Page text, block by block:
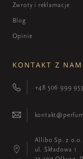
Zwroty i reklamacje
Blog
Opinie
KONTAKT Z
+48 506 999 953
Allibo Sp. z o.o.
ul. Składowa 1